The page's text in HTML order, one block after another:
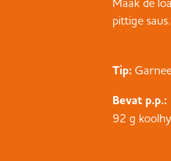
pittige
Tip:
Bevat p.p.:
92 g